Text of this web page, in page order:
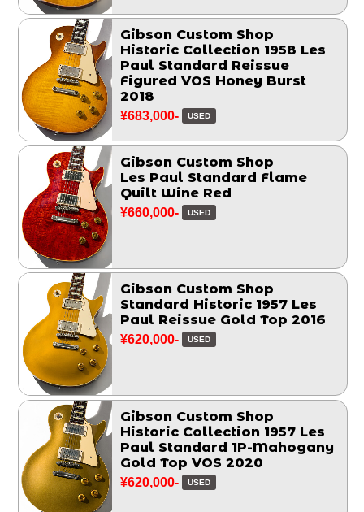
Gibson Custom Shop
Historic Collection 1958 Les
Paul Standard Reissue
Figured VOS Honey Burst
2018
¥683,000- USED
Gibson Custom Shop
Les Paul Standard Flame
Quilt Wine Red
¥660,000- USED
Gibson Custom Shop
Standard Historic 1957 Les
Paul Reissue Gold Top 2016
¥620,000- USED
Gibson Custom Shop
Historic Collection 1957 Les
Paul Standard 1P-Mahogany
Gold Top VOS 2020
¥620,000- USED